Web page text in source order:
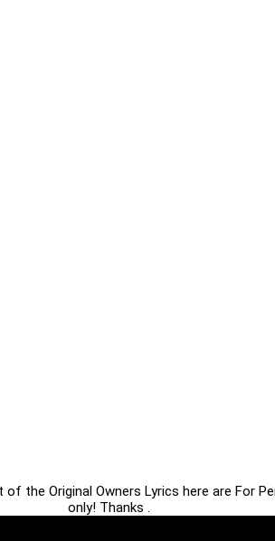
the Original Owners Lyrics here are For
only! Thanks .